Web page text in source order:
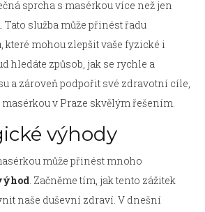
sprcha s masérkou více než jen
Tato služba může přinést řadu
které mohou zlepšit vaše fyzické i
hledáte způsob, jak se rychle a
a zároveň podpořit své zdravotní cíle,
v Praze skvělým řešením.
výhody
může přinést mnoho
. Začněme tím, jak tento zážitek
naše duševní zdraví. V dnešní